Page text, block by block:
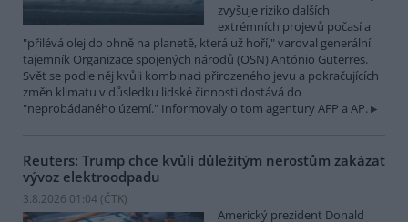
zvyšuje riziko dalších
extrémních projevů počasí a
"přilévá olej do ohně na planetě, která už hoří," varoval generální
tajemník Organizace spojených národů (OSN) António Guterres.
Svět se podle něj kvůli kombinaci přirozeného jevu a pokračujících
změn klimatu v důsledku lidské činnosti dostává do
"neprobádaného území." Informovaly o tom agentury AFP a AP.
Reuters: Trump chce kvůli důležitým nerostům zakázat
vývoz elektroodpadu
3.8.2026 01:04 (ČTK)
Americký prezident Donald